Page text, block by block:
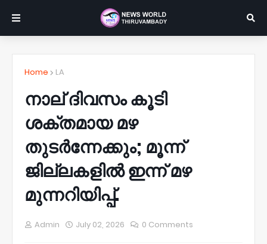
Home LA
നാല് ദിവസം കൂടി
ശക്തമായ മഴ
തുടര്‍ന്നേക്കും; മൂന്ന്
ജില്ലകളില്‍ ഇന്ന് മഴ
മുന്നറിയിപ്പ്.
Admin July 02, 2026 0 Comments